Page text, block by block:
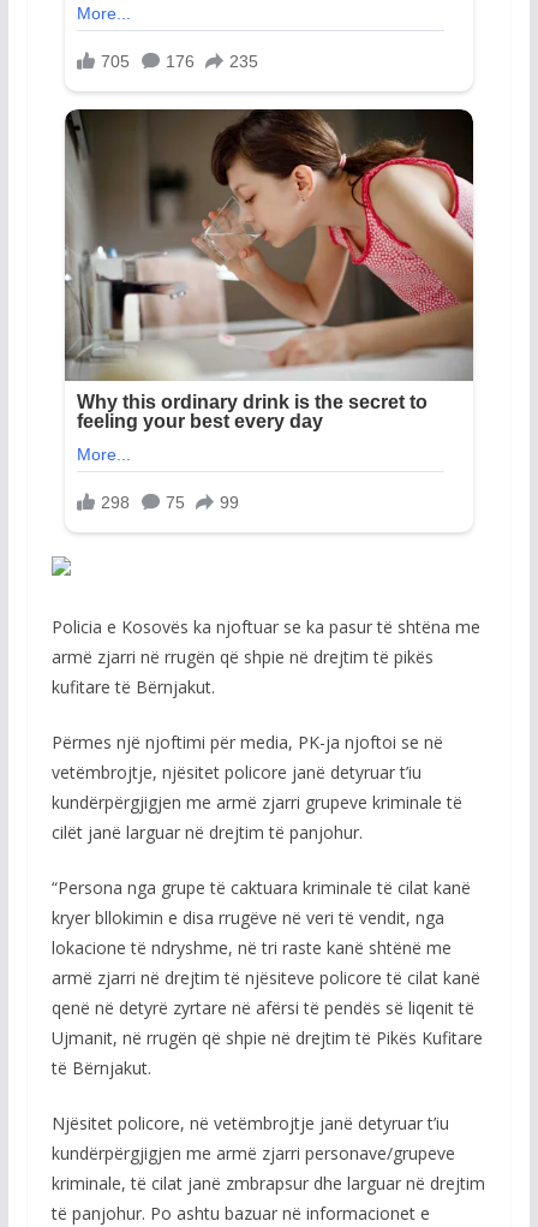
Policia e Kosovës ka njoftuar se ka pasur të shtëna me
armë zjarri në rrugën që shpie në drejtim të pikës
kufitare të Bërnjakut.
Përmes një njoftimi për media, PK-ja njoftoi se në
vetëmbrojtje, njësitet policore janë detyruar t’iu
kundërpërgjigjen me armë zjarri grupeve kriminale të
cilët janë larguar në drejtim të panjohur.
“Persona nga grupe të caktuara kriminale të cilat kanë
kryer bllokimin e disa rrugëve në veri të vendit, nga
lokacione të ndryshme, në tri raste kanë shtënë me
armë zjarri në drejtim të njësiteve policore të cilat kanë
qenë në detyrë zyrtare në afërsi të pendës së liqenit të
Ujmanit, në rrugën që shpie në drejtim të Pikës Kufitare
të Bërnjakut.
Njësitet policore, në vetëmbrojtje janë detyruar t’iu
kundërpërgjigjen me armë zjarri personave/grupeve
kriminale, të cilat janë zmbrapsur dhe larguar në drejtim
të panjohur. Po ashtu bazuar në informacionet e